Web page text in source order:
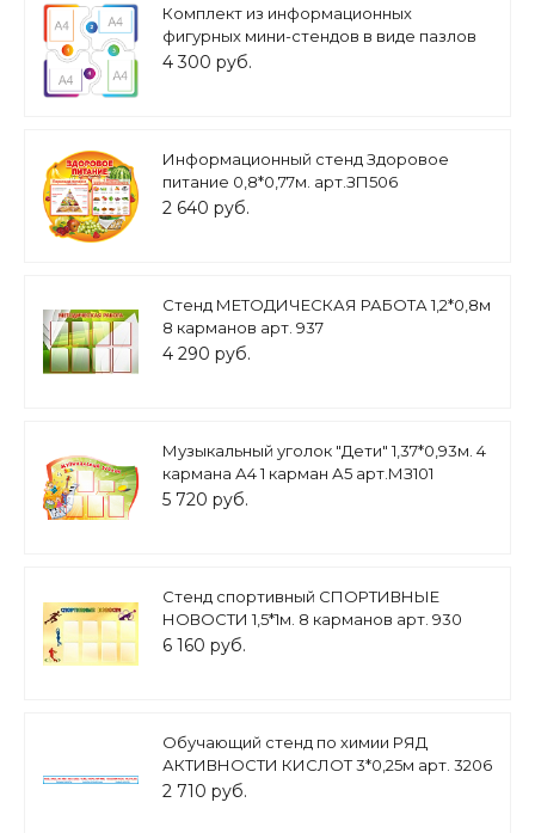
Комплект из информационных
фигурных мини-стендов в виде пазлов
1*1м 4 кармана А4 арт. ИН1883
4 300 руб.
Информационный стенд Здоровое
питание 0,8*0,77м. арт.ЗП506
2 640 руб.
Стенд МЕТОДИЧЕСКАЯ РАБОТА 1,2*0,8м
8 карманов арт. 937
4 290 руб.
Музыкальный уголок "Дети" 1,37*0,93м. 4
кармана А4 1 карман А5 арт.МЗ101
5 720 руб.
Стенд спортивный СПОРТИВНЫЕ
НОВОСТИ 1,5*1м. 8 карманов арт. 930
6 160 руб.
Обучающий стенд по химии РЯД
АКТИВНОСТИ КИСЛОТ 3*0,25м арт. 3206
2 710 руб.